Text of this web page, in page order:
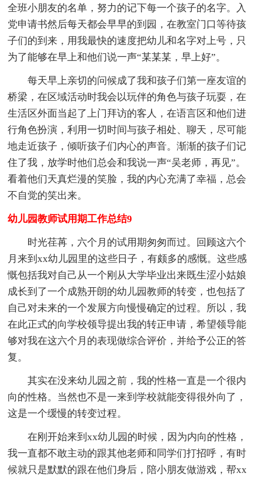
全班小朋友的名单，努力的记下每一个孩子的名字。入
党申请书然后每天都会早早的到园，在教室门口等待孩
子们的到来，用我最快的速度把幼儿和名字对上号，只
为了能够在早上和他们说一声“某某某，早上好”。
每天早上亲切的问候成了我和孩子们第一座友谊的
桥梁，在区域活动时我会以玩伴的角色与孩子玩耍，在
生活区外面当起了上门拜访的客人，在语言区和他们进
行角色扮演，利用一切时间与孩子相处、聊天，尽可能
地走近孩子，倾听孩子们内心的声音。渐渐的孩子们记
住了我，放学时他们总会和我说一声“吴老师，再见”。
看着他们天真烂漫的笑脸，我的内心充满了幸福，总会
不自觉的笑出来。
幼儿园教师试用期工作总结9
时光荏苒，六个月的试用期匆匆而过。回顾这六个
月来到xx幼儿园里的这些日子，有颇多的感慨。这些感
慨包括我对自己从一个刚从大学毕业出来既生涩小姑娘
成长到了一个成熟开朗的幼儿园教师的转变，也包括了
自己对未来的一个发展方向慢慢确定的过程。所以，我
在此正式的向学校领导提出我的转正申请，希望领导能
够对我在这六个月的表现做综合评价，并给予公正的答
复。
其实在没来幼儿园之前，我的性格一直是一个很内
向的性格。当然也不是一来到学校就能变得很外向了，
这是一个缓慢的转变过程。
在刚开始来到xx幼儿园的时候，因为内向的性格，
我一直都不敢主动的跟其他老师和同学们打招呼，有时
候就只是默默的跟在他们身后，陪小朋友做游戏，帮xx